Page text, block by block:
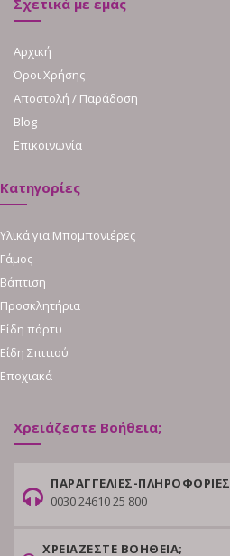
Σχετικά με εμάς
Αρχική
Όροι Χρήσης
Αποστολή / Παράδοση
Blog
Επικοινωνία
Κατηγορίες
Υλικά για Μπομπονιέρες
Γάμος
Βάπτιση
Προσκλητήρια
Είδη πάρτυ
Είδη Σπιτιού
Εποχιακά
Χρειάζεστε Βοήθεια;
ΠΑΡΑΓΓΕΛΙΕΣ-ΠΛΗΡΟΦΟΡΙΕΣ
0030 24610 25 800
ΧΡΕΙΑΖΕΣΤΕ ΒΟΗΘΕΙΑ;